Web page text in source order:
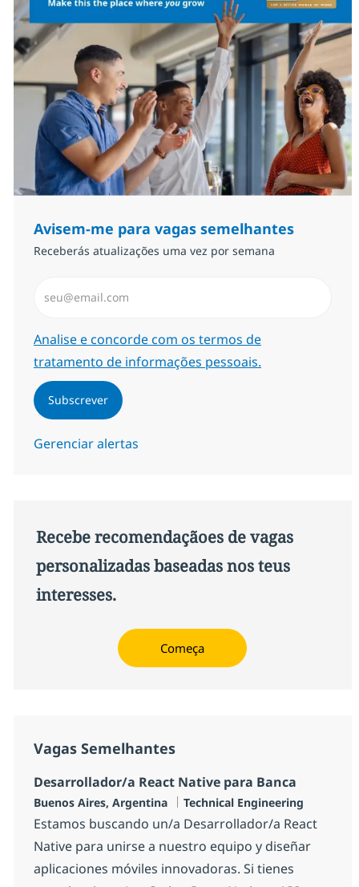
Avisem-me para vagas semelhantes
Receberás atualizações uma vez por semana
Required
Analise e concorde com os termos de
tratamento de informações pessoais.
Subscrever
Gerenciar alertas
Recebe recomendaçãoes de vagas
personalizadas baseadas nos teus
interesses.
Começa
Vagas Semelhantes
Desarrollador/a React Native para Banca
Localização
Buenos Aires, Argentina Categoria
Technical Engineering
Estamos buscando un/a Desarrollador/a React
Native para unirse a nuestro equipo y diseñar
aplicaciones móviles innovadoras. Si tienes